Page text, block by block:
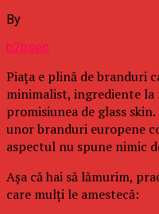
By
b2bseo
Piața e plină de branduri
minimalist, ingrediente la
promisiunea de glass
unor branduri europene
aspectul nu spune nimic
Așa că hai să lămurim,
care mulți le amestecă: